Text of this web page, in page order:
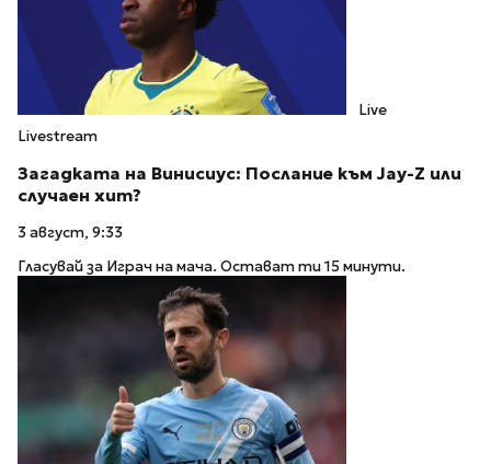
Live
Livestream
Загадката на Винисиус: Послание към Jay-Z или
случаен хит?
3 август, 9:33
Гласувай за Играч на мача. Остават ти 15 минути.